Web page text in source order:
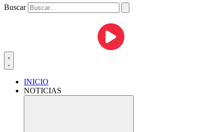
Buscar
INICIO
NOTICIAS